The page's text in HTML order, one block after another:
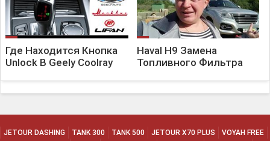
Где Находится Кнопка
Unlock В Geely Coolray
Haval H9 Замена
Топливного Фильтра
JETOUR DASHING TANK 300 TANK 500 JETOUR X70 PLUS
VOYAH FREE